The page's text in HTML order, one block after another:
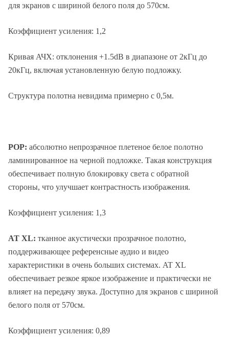
для экранов с шириной белого поля до 570см.
Коэффициент усиления: 1,2
Кривая АЧХ: отклонения +1.5dB в диапазоне от 2кГц до
20кГц, включая установленную белую подложку.
Структура полотна невидима примерно с 0,5м.
POP: абсолютно непрозрачное плетеное белое полотно
ламинированное на черной подложке. Такая конструкция
обеспечивает полную блокировку света с обратной
стороны, что улучшает контрастность изображения.
Коэффициент усиления: 1,3
AT XL: тканное акустически прозрачное полотно,
поддерживающее референсные аудио и видео
характеристики в очень больших системах. AT XL
обеспечивает резкое яркое изображение и практически не
влияет на передачу звука. Доступно для экранов с шириной
белого поля от 570см.
Коэффициент усиления: 0,89